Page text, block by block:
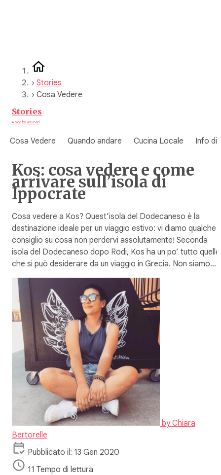
› Stories
› Cosa Vedere
Stories
A blog by WeRoad
Cosa Vedere Quando andare Cucina Locale Info di
Kos: cosa vedere e come
arrivare sull’isola di
Ippocrate
Cosa vedere a Kos? Quest’isola del Dodecaneso è la
destinazione ideale per un viaggio estivo: vi diamo qualche
consiglio su cosa non perdervi assolutamente! Seconda
isola del Dodecaneso dopo Rodi, Kos ha un po’ tutto quello
che si può desiderare da un viaggio in Grecia. Non siamo…
byChiara
Bertorelle
Pubblicato il: 13 Gen 2020
11 Tempo di lettura